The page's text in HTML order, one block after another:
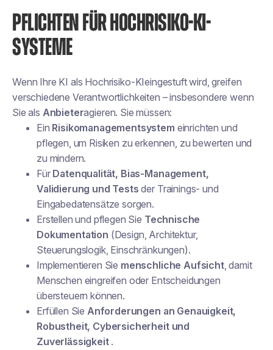
PFLICHTEN FÜR HOCHRISIKO-KI-
SYSTEME
Wenn Ihre KI als Hochrisiko-KIeingestuft wird, greifen
verschiedene Verantwortlichkeiten – insbesondere wenn
Sie als Anbieteragieren. Sie müssen:
Ein Risikomanagementsystem einrichten und
pflegen, um Risiken zu erkennen, zu bewerten und
zu mindern.
Für Datenqualität, Bias-Management,
Validierung und Tests der Trainings- und
Eingabedatensätze sorgen.
Erstellen und pflegen Sie Technische
Dokumentation (Design, Architektur,
Steuerungslogik, Einschränkungen).
Implementieren Sie menschliche Aufsicht, damit
Menschen eingreifen oder Entscheidungen
übersteuern können.
Erfüllen Sie Anforderungen an Genauigkeit,
Robustheit, Cybersicherheit und
Zuverlässigkeit.